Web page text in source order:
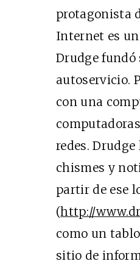
protagonista
Internet es
Drudge fundó
autoservicio.
con una
redes.
chismes y
partir de ese
(http://
como un
sitio de